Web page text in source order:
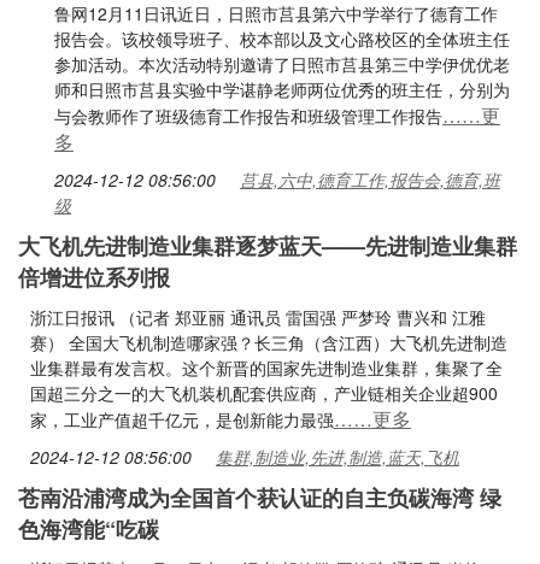
鲁网12月11日讯近日，日照市莒县第六中学举行了德育工作
报告会。该校领导班子、校本部以及文心路校区的全体班主任
参加活动。本次活动特别邀请了日照市莒县第三中学伊优优老
师和日照市莒县实验中学谌静老师两位优秀的班主任，分别为
与会教师作了班级德育工作报告和班级管理工作报告……更
多
2024-12-12 08:56:00
莒县,六中,德育工作,报告会,德育,班
级
大飞机先进制造业集群逐梦蓝天——先进制造业集群
倍增进位系列报
浙江日报讯 （记者 郑亚丽 通讯员 雷国强 严梦玲 曹兴和 江雅
赛） 全国大飞机制造哪家强？长三角（含江西）大飞机先进制造
业集群最有发言权。这个新晋的国家先进制造业集群，集聚了全
国超三分之一的大飞机装机配套供应商，产业链相关企业超900
家，工业产值超千亿元，是创新能力最强……更多
2024-12-12 08:56:00 集群,制造业,先进,制造,蓝天,飞机
苍南沿浦湾成为全国首个获认证的自主负碳海湾 绿
色海湾能“吃碳